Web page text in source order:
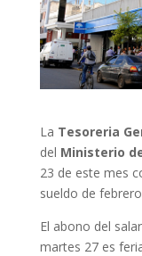
La Tesoreria
del Ministerio
23 de este mes
sueldo de
El abono del
martes 27 es